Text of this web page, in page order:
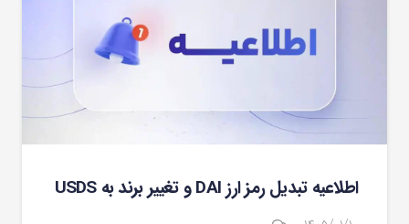
اطلاعیه تبدیل رمز ارز DAI و تغییر برند به USDS